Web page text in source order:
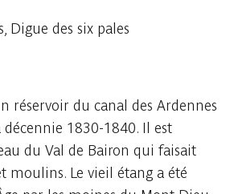
Digue des six pales
réservoir du canal des Ardennes
1830-1840. Il est
du Val de Bairon qui faisait
moulins. Le vieil étang a été